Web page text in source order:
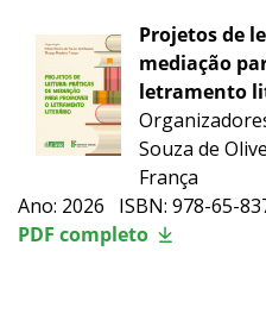
Projetos de
mediação
letramento
Souza de
França
Ano: 2026 ISBN: 978-65-
PDF completo